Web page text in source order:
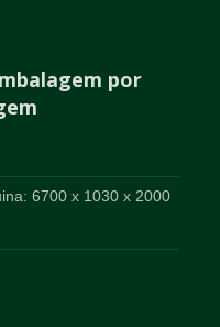
por
6700 x 1030 x 2000